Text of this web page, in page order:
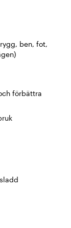
ben, fot,
förbättra